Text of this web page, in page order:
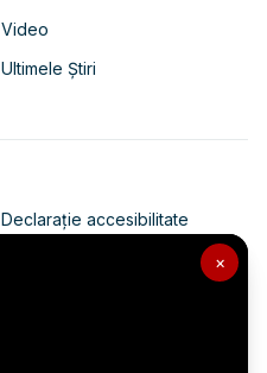
×
Video
Ultimele Știri
Declarație accesibilitate
Politica de confidențialitate